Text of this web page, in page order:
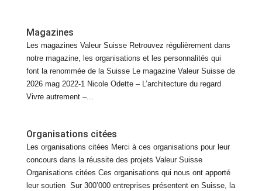
Magazines
Les magazines Valeur Suisse Retrouvez régulièrement dans
notre magazine, les organisations et les personnalités qui
font la renommée de la Suisse Le magazine Valeur Suisse de
2026 mag 2022-1 Nicole Odette – L’architecture du regard
Vivre autrement –...
Organisations citées
Les organisations citées Merci à ces organisations pour leur
concours dans la réussite des projets Valeur Suisse
Organisations citées Ces organisations qui nous ont apporté
leur soutien Sur 300’000 entreprises présentent en Suisse, la